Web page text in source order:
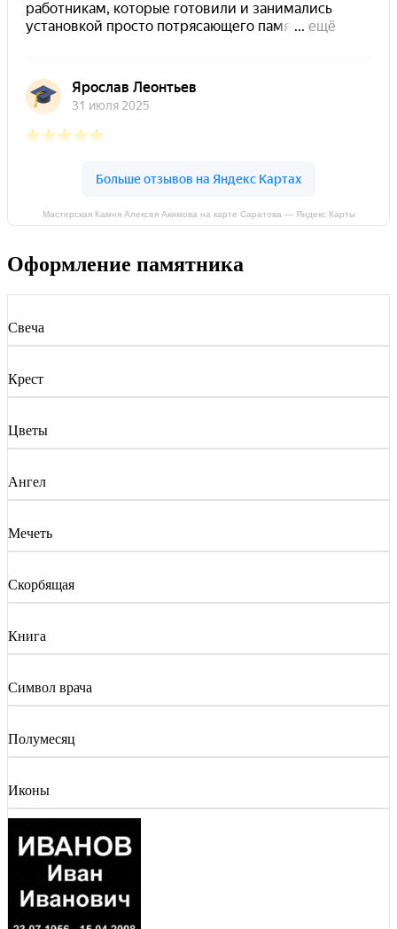
Мастерская Камня Алексея Акимова на карте Саратова — Яндекс Карты
Оформление памятника
Свеча
Крест
Цветы
Ангел
Мечеть
Скорбящая
Книга
Символ врача
Полумесяц
Иконы